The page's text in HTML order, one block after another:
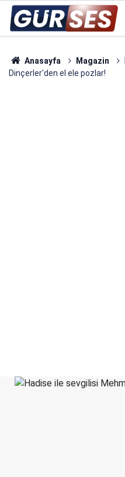
Anasayfa Magazin
Dinçerler'den el ele pozlar!